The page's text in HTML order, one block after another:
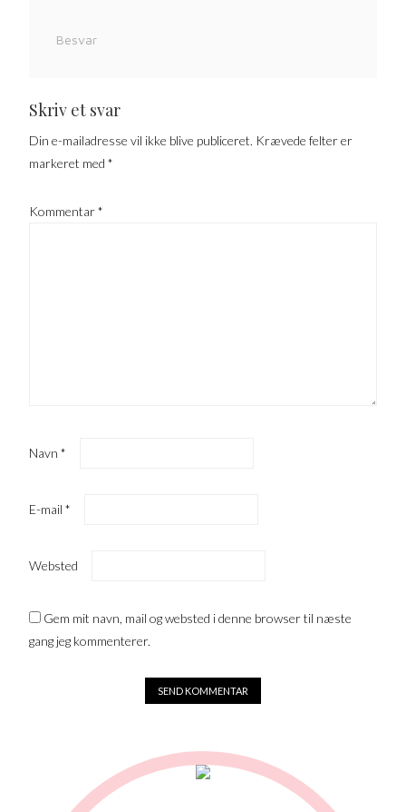
Besvar
Skriv et svar
Din e-mailadresse vil ikke blive publiceret. Krævede felter er
markeret med*
Kommentar*
Navn*
E-mail*
Websted
Gem mit navn, mail og websted i denne browser til næste
gang jeg kommenterer.